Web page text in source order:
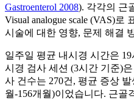
Gastroenterol 2008). 각각의 근
Visual analogue scale (VAS)
시술에 대한 영향, 문제 해결
일주일 평균 내시경 시간은
시경 검사 세션 (3시간 기준)
사 건수는 270건, 평균 증상
월-156개월)이었습니다. 근골